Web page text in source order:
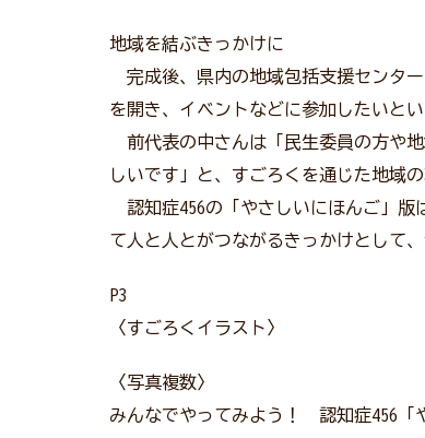
地域を結ぶきっかけに
完成後、県内の地域包括支援センタ
を開き、イベントなどに参加したいとい
前代表の中さんは「民生委員の方や
しいです」と、すごろくを通じた地域
認知症456の「やさしいにほんご」版
て人と人とがつながるきっかけとして
P3
〈すごろくイラスト〉
〈写真複数〉
みんなでやってみよう！ 認知症456「